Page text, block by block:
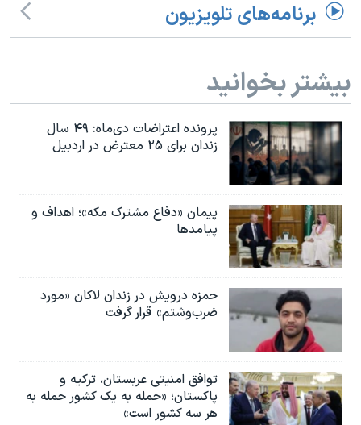
اعتراضات مردمی آبان ۹۸
نرگس محمدی برنده جایزه نوبل صلح
همایش محافظه‌کاران آمریکا «سی‌پک»
صفحه‌های ویژه
سفر پرزیدنت ترامپ به چین
برنامه‌های تلویزیون
بیشتر بخوانید
پرونده اعتراضات دی‌ماه: ۴۹ سال
زندان برای ۲۵ معترض در اردبیل
پیمان «دفاع مشترک مکه»؛ اهداف و
پیامدها
حمزه درویش در زندان لاکان «مورد
ضرب‌وشتم» قرار گرفت
توافق امنیتی عربستان، ترکیه و
پاکستان؛ «حمله به یک کشور حمله به
هر سه کشور است»